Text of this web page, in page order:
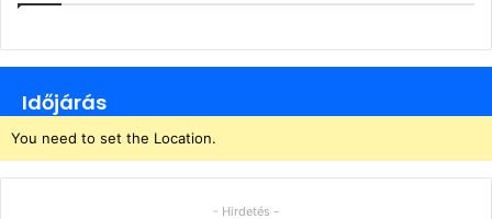
Időjárás
You need to set the Location.
- Hirdetés -